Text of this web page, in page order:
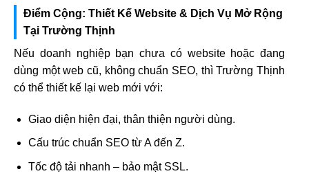
Điểm Cộng: Thiết Kế Website & Dịch Vụ Mở Rộng
Tại Trường Thịnh
Nếu doanh nghiệp bạn chưa có website hoặc đang
dùng một web cũ, không chuẩn SEO, thì Trường Thịnh
có thể thiết kế lại web mới với:
Giao diện hiện đại, thân thiện người dùng.
Cấu trúc chuẩn SEO từ A đến Z.
Tốc độ tải nhanh – bảo mật SSL.